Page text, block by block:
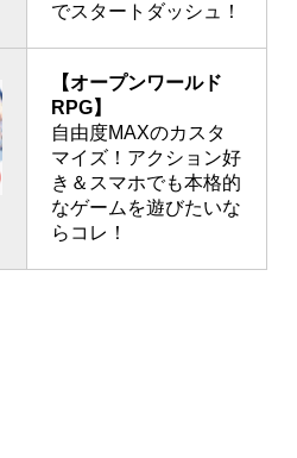
でスタートダッシュ！
【オープンワールド
RPG】
自由度MAXのカスタ
マイズ！アクション好
き＆スマホでも本格的
なゲームを遊びたいな
らコレ！